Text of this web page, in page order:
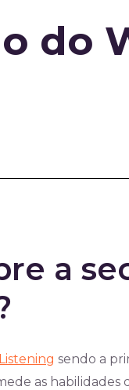
do
a
Listening sendo a
as